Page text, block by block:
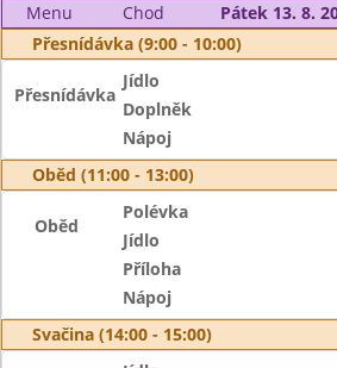
Menu
Chod
Pátek 13. 8.
Přesnídávka (9:00 - 10:00)
Přesnídávka
Jídlo
Doplněk
Nápoj
Oběd (11:00 - 13:00)
Oběd
Polévka
Jídlo
Příloha
Nápoj
Svačina (14:00 - 15:00)